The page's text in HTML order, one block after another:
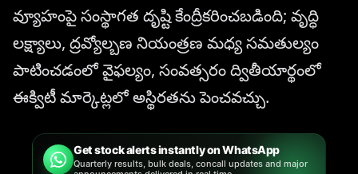
వ్యూహంపై సంస్థాగత దృష్టి కేంద్రీకరించబడింది; వృద్ధి
లక్ష్యాలు, ద్రవ్యోల్బణ నియంత్రణ మధ్య సమతుల్యం
పాటించడంలో వైఫల్యం, సంవత్సరం ద్వితీయార్థంలో
ఈక్విటీ మార్కెట్లలో అస్థిరతను పెంచవచ్చు.
Get stock alerts instantly on WhatsApp
Quarterly results, bulk deals, concall updates and major